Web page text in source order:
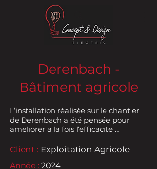
Derenbach -
Bâtiment agricole
L’installation réalisée sur le chantier
de Derenbach a été pensée pour
améliorer à la fois l’efficacité
d’utilisation au quotidien. Le site a
été équipé de panneaux
photovoltaïques performants,
Client : Exploitation Agricole
Année : 2024